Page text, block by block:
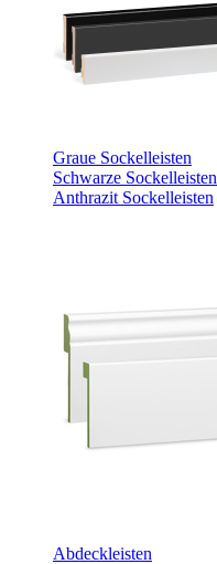
Graue Sockelleisten
Schwarze Sockelleisten
Anthrazit Sockelleisten
Abdeckleisten